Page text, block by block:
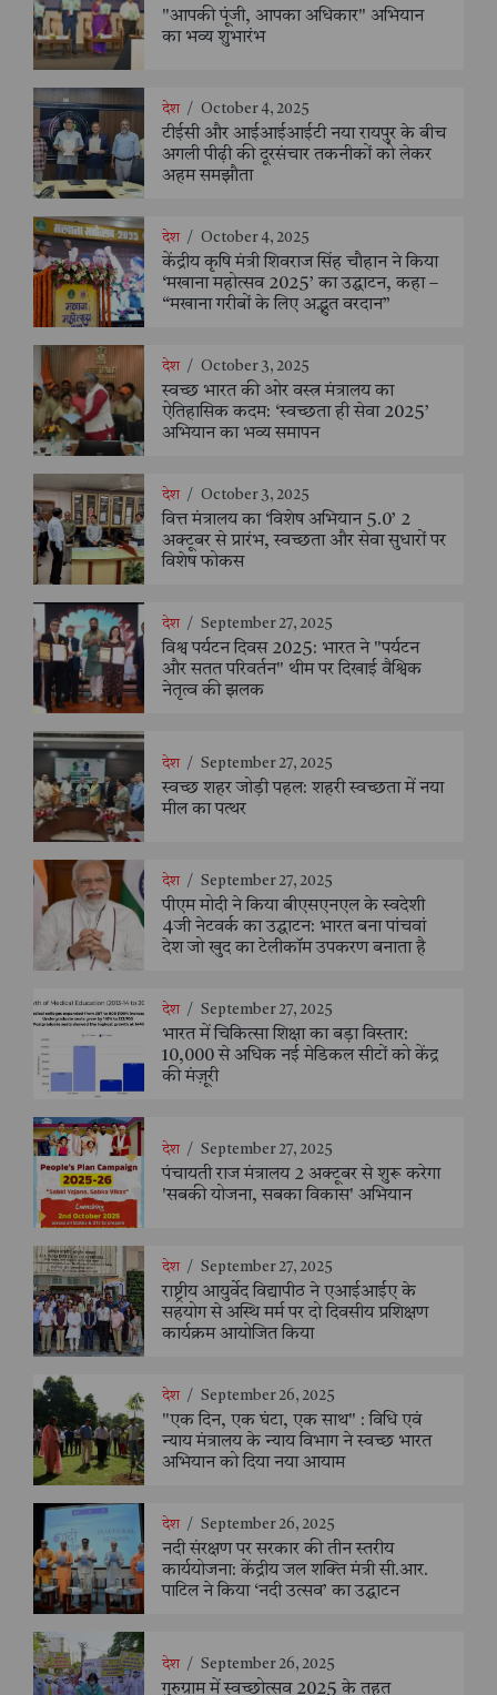
"आपकी पूंजी, आपका अधिकार" अभियान
का भव्य शुभारंभ
देश / October 4, 2025
टीईसी और आईआईआईटी नया रायपुर के बीच
अगली पीढ़ी की दूरसंचार तकनीकों को लेकर
अहम समझौता
देश / October 4, 2025
केंद्रीय कृषि मंत्री शिवराज सिंह चौहान ने किया
‘मखाना महोत्सव 2025’ का उद्घाटन, कहा –
“मखाना गरीबों के लिए अद्भुत वरदान”
देश / October 3, 2025
स्वच्छ भारत की ओर वस्त्र मंत्रालय का
ऐतिहासिक कदम: ‘स्वच्छता ही सेवा 2025’
अभियान का भव्य समापन
देश / October 3, 2025
वित्त मंत्रालय का ‘विशेष अभियान 5.0’ 2
अक्टूबर से प्रारंभ, स्वच्छता और सेवा सुधारों पर
विशेष फोकस
देश / September 27, 2025
विश्व पर्यटन दिवस 2025: भारत ने "पर्यटन
और सतत परिवर्तन" थीम पर दिखाई वैश्विक
नेतृत्व की झलक
देश / September 27, 2025
स्वच्छ शहर जोड़ी पहल: शहरी स्वच्छता में नया
मील का पत्थर
देश / September 27, 2025
पीएम मोदी ने किया बीएसएनएल के स्वदेशी
4जी नेटवर्क का उद्घाटन: भारत बना पांचवां
देश जो खुद का टेलीकॉम उपकरण बनाता है
देश / September 27, 2025
भारत में चिकित्सा शिक्षा का बड़ा विस्तार:
10,000 से अधिक नई मेडिकल सीटों को केंद्र
की मंज़ूरी
देश / September 27, 2025
पंचायती राज मंत्रालय 2 अक्टूबर से शुरू करेगा
'सबकी योजना, सबका विकास' अभियान
देश / September 27, 2025
राष्ट्रीय आयुर्वेद विद्यापीठ ने एआईआईए के
सहयोग से अस्थि मर्म पर दो दिवसीय प्रशिक्षण
कार्यक्रम आयोजित किया
देश / September 26, 2025
"एक दिन, एक घंटा, एक साथ" : विधि एवं
न्याय मंत्रालय के न्याय विभाग ने स्वच्छ भारत
अभियान को दिया नया आयाम
देश / September 26, 2025
नदी संरक्षण पर सरकार की तीन स्तरीय
कार्ययोजना: केंद्रीय जल शक्ति मंत्री सी.आर.
पाटिल ने किया ‘नदी उत्सव’ का उद्घाटन
देश / September 26, 2025
गुरुग्राम में स्वच्छोत्सव 2025 के तहत